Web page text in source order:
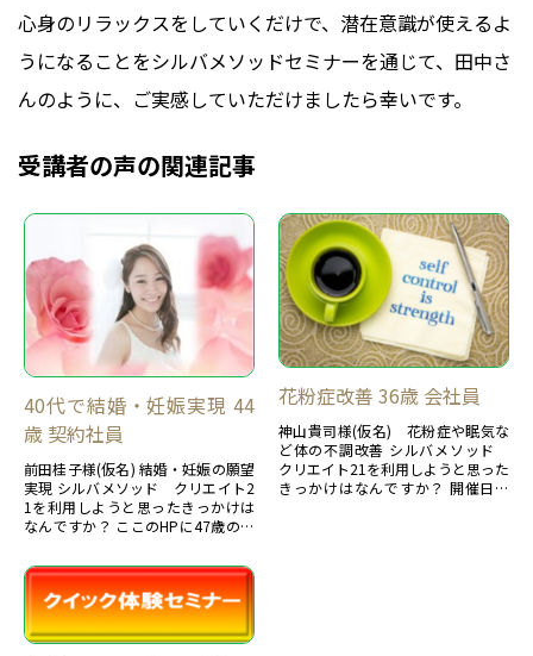
心身のリラックスをしていくだけで、潜在意識が使えるよ
うになることをシルバメソッドセミナーを通じて、田中さ
んのように、ご実感していただけましたら幸いです。
受講者の声の関連記事
40代で結婚・妊娠実現 44
歳 契約社員
前田桂子様(仮名) 結婚・妊娠の願望
実現 シルバメソッド クリエイト2
1を利用しようと思ったきっかけは
なんですか？ ここのHPに47歳の女
体験談...
花粉症改善 36歳 会社員
神山貴司様(仮名) 花粉症や眠気な
ど体の不調改善 シルバメソッド
クリエイト21を利用しようと思った
きっかけはなんですか？ 開催日の